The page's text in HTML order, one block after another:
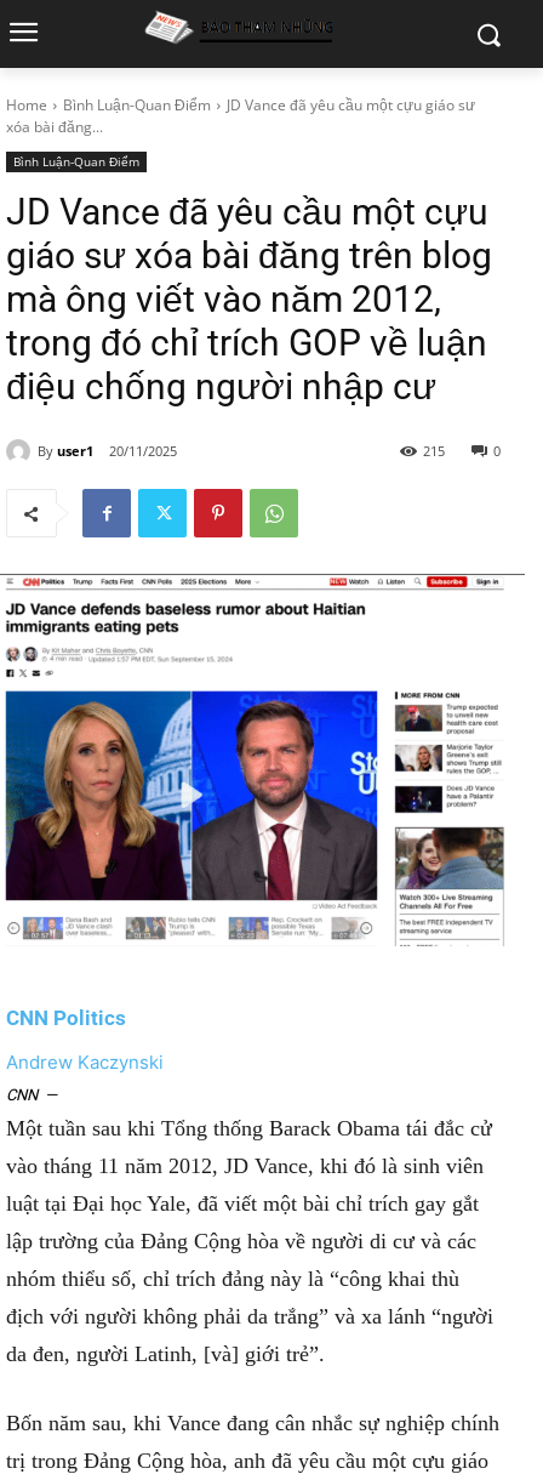
Home Bình Luận-Quan Điểm
JD Vance đã yêu cầu một cựu giáo sư
xóa bài đăng...
Bình Luận-Quan Điểm
JD Vance đã yêu cầu một cựu
giáo sư xóa bài đăng trên blog
mà ông viết vào năm 2012,
trong đó chỉ trích GOP về luận
điệu chống người nhập cư
By user1 20/11/2025 0
215
CNN Politics
Andrew Kaczynski
CNN—
Một tuần sau khi Tổng thống Barack Obama tái đắc cử
vào tháng 11 năm 2012, JD Vance, khi đó là sinh viên
luật tại Đại học Yale, đã viết một bài chỉ trích gay gắt
lập trường của Đảng Cộng hòa về người di cư và các
nhóm thiểu số, chỉ trích đảng này là “công khai thù
địch với người không phải da trắng” và xa lánh “người
da đen, người Latinh, [và] giới trẻ”.
Bốn năm sau, khi Vance đang cân nhắc sự nghiệp chính
trị trong Đảng Cộng hòa, anh đã yêu cầu một cựu giáo